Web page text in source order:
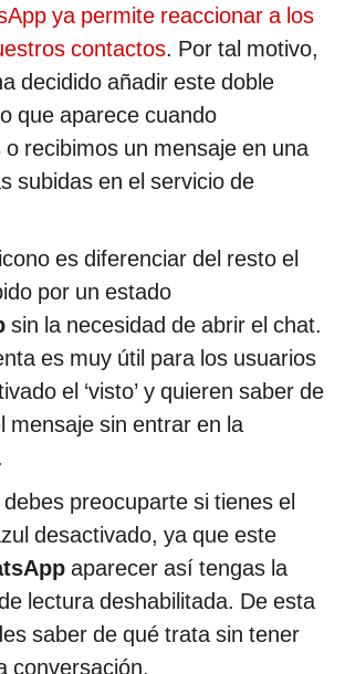
ya permite reaccionar a los
contactos. Por tal motivo,
decidido añadir este doble
que aparece cuando
recibimos un mensaje en una
subidas en el servicio de
es diferenciar del resto el
por un estado
sin la necesidad de abrir el chat.
es muy útil para los usuarios
el ‘visto’ y quieren saber de
mensaje sin entrar en la
preocuparte si tienes el
desactivado, ya que este
aparecer así tengas la
lectura deshabilitada. De esta
saber de qué trata sin tener
conversación.